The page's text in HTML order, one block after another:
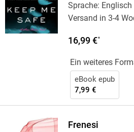
Sprache: Englisch
Versand in 3-4
16,99 €*
Ein weiteres
eBook epub
7,99 €
Frenesi